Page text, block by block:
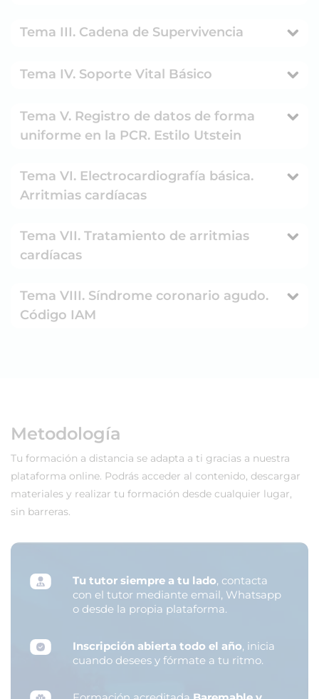
Tema III. Cadena de Supervivencia
Tema IV. Soporte Vital Básico
Tema V. Registro de datos de forma
uniforme en la PCR. Estilo Utstein
Tema VI. Electrocardiografía básica.
Arritmias cardíacas
Tema VII. Tratamiento de arritmias
cardíacas
Tema VIII. Síndrome coronario agudo.
Código IAM
Metodología
Tu formación a distancia se adapta a ti gracias a nuestra
plataforma online. Podrás acceder al contenido, descargar
materiales y realizar tu formación desde cualquier lugar,
sin barreras.
Tu tutor siempre a tu lado, contacta
con el tutor mediante email, Whatsapp
o desde la propia plataforma.
Inscripción abierta todo el año, inicia
cuando desees y fórmate a tu ritmo.